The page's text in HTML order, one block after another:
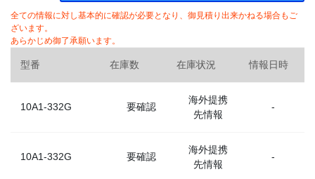
全ての情報に対し基本的に確認が必要となり、御見積り出来かねる場合もご
ざいます。
あらかじめ御了承願います。
型番 在庫数 在庫状況 情報日時
10A1-332G 要確認
海外提携
先情報
-
10A1-332G 要確認
海外提携
先情報
-